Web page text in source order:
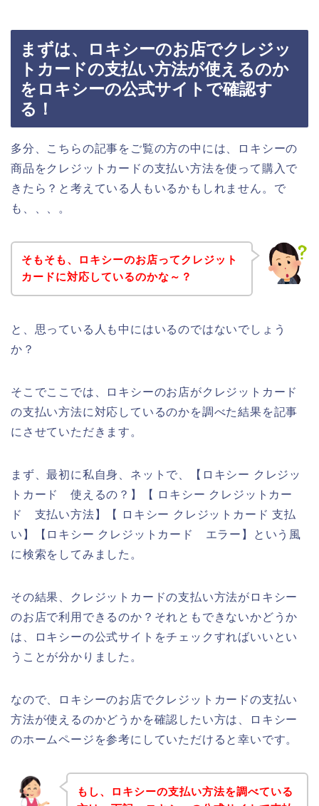
まずは、ロキシーのお店でクレジッ
トカードの支払い方法が使えるのか
をロキシーの公式サイトで確認す
る！
多分、こちらの記事をご覧の方の中には、ロキシーの
商品をクレジットカードの支払い方法を使って購入で
きたら？と考えている人もいるかもしれません。で
も、、、。
そもそも、ロキシーのお店ってクレジット
カードに対応しているのかな～？
と、思っている人も中にはいるのではないでしょう
か？
そこでここでは、ロキシーのお店がクレジットカード
の支払い方法に対応しているのかを調べた結果を記事
にさせていただきます。
まず、最初に私自身、ネットで、【ロキシー クレジッ
トカード 使えるの？】【 ロキシー クレジットカー
ド 支払い方法】【 ロキシー クレジットカード 支払
い】【ロキシー クレジットカード エラー】という風
に検索をしてみました。
その結果、クレジットカードの支払い方法がロキシー
のお店で利用できるのか？それともできないかどうか
は、ロキシーの公式サイトをチェックすればいいとい
うことが分かりました。
なので、ロキシーのお店でクレジットカードの支払い
方法が使えるのかどうかを確認したい方は、ロキシー
のホームページを参考にしていただけると幸いです。
もし、ロキシーの支払い方法を調べている